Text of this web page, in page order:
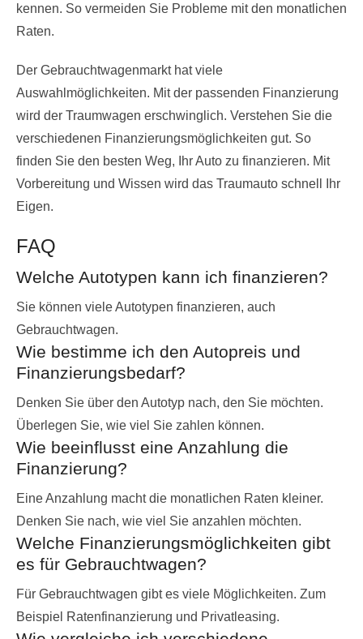
kennen. So vermeiden Sie Probleme mit den monatlichen
Raten.
Der Gebrauchtwagenmarkt hat viele
Auswahlmöglichkeiten. Mit der passenden Finanzierung
wird der Traumwagen erschwinglich. Verstehen Sie die
verschiedenen Finanzierungsmöglichkeiten gut. So
finden Sie den besten Weg, Ihr Auto zu finanzieren. Mit
Vorbereitung und Wissen wird das Traumauto schnell Ihr
Eigen.
FAQ
Welche Autotypen kann ich finanzieren?
Sie können viele Autotypen finanzieren, auch
Gebrauchtwagen.
Wie bestimme ich den Autopreis und
Finanzierungsbedarf?
Denken Sie über den Autotyp nach, den Sie möchten.
Überlegen Sie, wie viel Sie zahlen können.
Wie beeinflusst eine Anzahlung die
Finanzierung?
Eine Anzahlung macht die monatlichen Raten kleiner.
Denken Sie nach, wie viel Sie anzahlen möchten.
Welche Finanzierungsmöglichkeiten gibt
es für Gebrauchtwagen?
Für Gebrauchtwagen gibt es viele Möglichkeiten. Zum
Beispiel Ratenfinanzierung und Privatleasing.